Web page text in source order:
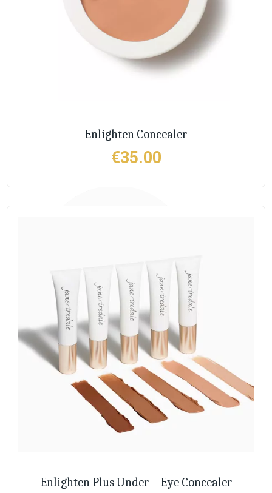
Enlighten Concealer
€35.00
Enlighten Plus Under – Eye Concealer